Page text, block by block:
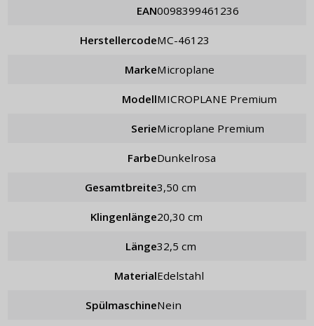
EAN 0098399461236
Herstellercode MC-46123
Marke Microplane
Modell MICROPLANE Premium
Serie Microplane Premium
Farbe Dunkelrosa
Gesamtbreite 3,50 cm
Klingenlänge 20,30 cm
Länge 32,5 cm
Material Edelstahl
Spülmaschine Nein